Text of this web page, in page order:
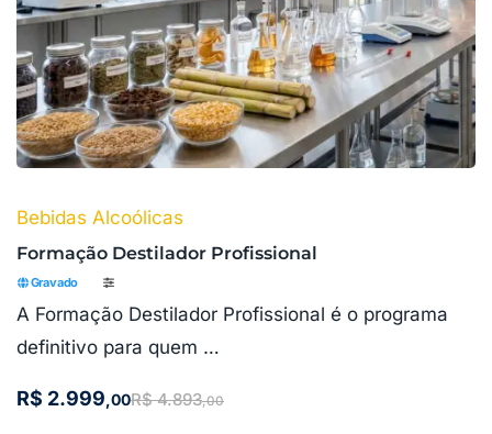
Bebidas Alcoólicas
Formação Destilador Profissional
Gravado
A Formação Destilador Profissional é o programa
definitivo para quem …
R$ 2.999,00R$4.893,00